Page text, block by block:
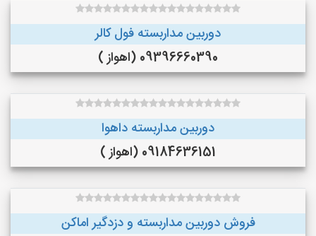
دوربین مداربسته فول کالر
09396660390 (اهواز )
دوربین مداربسته داهوا
09184636151 (اهواز )
فروش دوربین مداربسته و دزدگیر اماکن